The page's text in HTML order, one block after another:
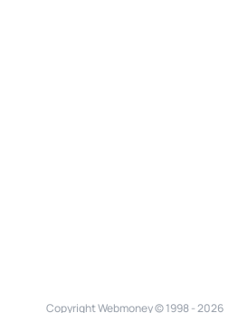
Copyright Webmoney © 1998 - 2026